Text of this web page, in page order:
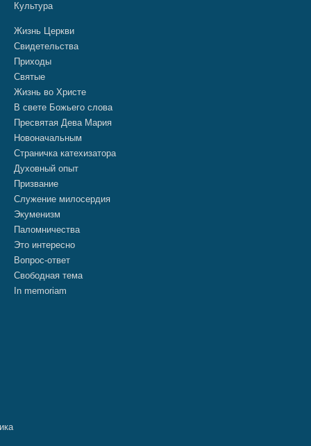
Культура
Жизнь Церкви
Свидетельства
Приходы
Святые
Жизнь во Христе
В свете Божьего слова
Пресвятая Дева Мария
Новоначальным
Страничка катехизатора
Духовный опыт
Призвание
Служение милосердия
Экуменизм
Паломничества
Это интересно
Вопрос-ответ
Свободная тема
In memoriam